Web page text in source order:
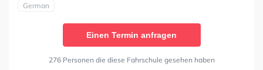
German
Einen Termin anfragen
276 Personen die diese Fahrschule gesehen haben